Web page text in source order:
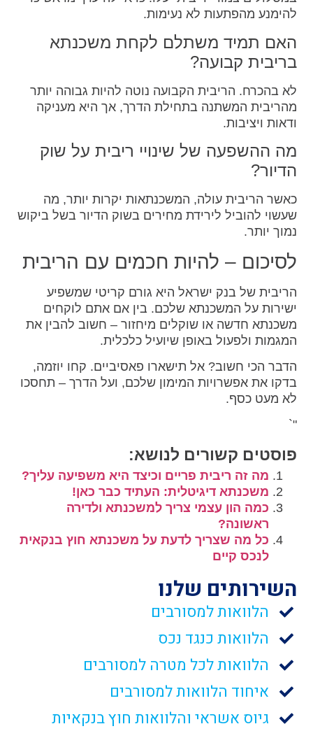
להימנע מהפתעות לא נעימות.
האם תמיד משתלם לקחת משכנתא
בריבית קבועה?
לא בהכרח. הריבית הקבועה נוטה להיות גבוהה יותר
מהריבית המשתנה בתחילת הדרך, אך היא מעניקה
ודאות ויציבות.
מה ההשפעה של שינויי ריבית על שוק
הדיור?
כאשר הריבית עולה, המשכנתאות יקרות יותר, מה
שעשוי להוביל לירידת מחירים בשוק הדיור בשל ביקוש
נמוך יותר.
לסיכום – להיות חכמים עם הריבית
הריבית של בנק ישראל היא גורם קריטי שמשפיע
ישירות על המשכנתא שלכם. בין אם אתם לוקחים
משכנתא חדשה או שוקלים מיחזור – חשוב להבין את
המגמות ולפעול באופן שיועיל כלכלית.
הדבר הכי חשוב? אל תישארו פאסיביים. קחו יוזמה,
בדקו את אפשרויות המימון שלכם, ועל הדרך – תחסכו
לא מעט כסף.
"`
פוסטים קשורים לנושא:
מה זה ריבית פריים וכיצד היא משפיעה עליך?
משכנתא דיגיטלית: העתיד כבר כאן!
כמה הון עצמי צריך למשכנתא ולדירה
ראשונה?
כל מה שצריך לדעת על משכנתא חוץ בנקאית
לנכס קיים
השירותים שלנו
הלוואות למסורבים
הלוואות כנגד נכס
הלוואות לכל מטרה למסורבים
איחוד הלוואות למסורבים
גיוס אשראי והלוואות חוץ בנקאיות